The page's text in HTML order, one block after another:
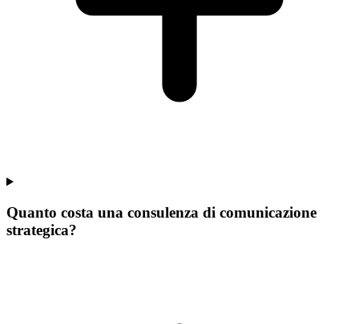
Quanto costa una consulenza di comunicazione
strategica?